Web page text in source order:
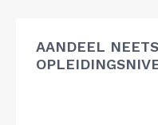
AANDEEL